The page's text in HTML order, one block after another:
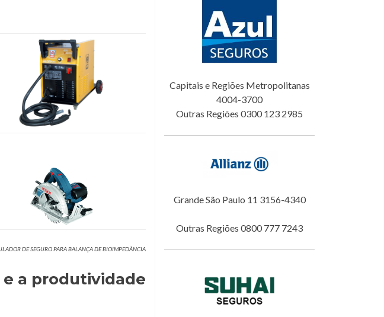
DE SEGURO PARA BALANÇA DE BIOIMPEDÂNCIA
a produtividade
Capitais e Regiões Metropolitanas
4004-3700
Outras Regiões 0300 123 2985
Grande São Paulo 11 3156-4340
Outras Regiões 0800 777 7243